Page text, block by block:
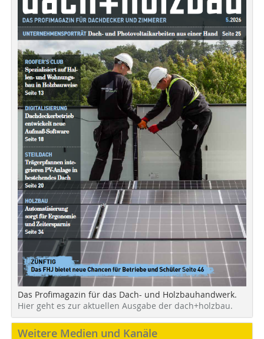
Das Profimagazin für das Dach- und Holzbauhandwerk.
Hier geht es zur aktuellen Ausgabe der dach+holzbau.
Weitere Medien und Kanäle